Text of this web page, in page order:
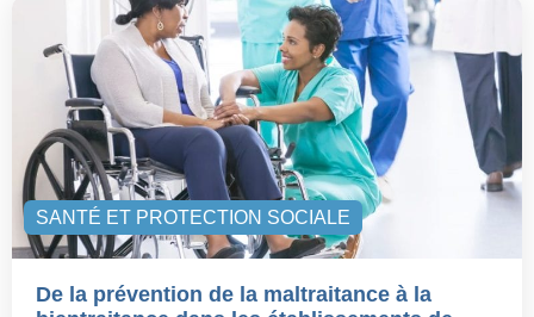
SANTÉ ET PROTECTION SOCIALE
De la prévention de la maltraitance à la